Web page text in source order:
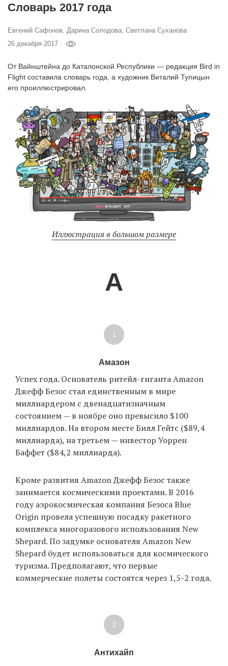
Словарь 2017 года
Евгений Сафонов, Дарина Солодова, Светлана Суханова
26 декабря 2017
От Вайнштейна до Каталонской Республики — редакция Bird in
Flight составила словарь года, а художник Виталий Тупицын
его проиллюстрировал.
Иллюстрация в большом размере
А
1
Амазон
Успех года. Основатель ритейл-гиганта Amazon
Джефф Безос стал единственным в мире
миллиардером с двенадцатизначным
состоянием — в ноябре оно превысило $100
миллиардов. На втором месте Билл Гейтс ($89,4
миллиарда), на третьем — инвестор Уоррен
Баффет ($84,2 миллиарда).
Кроме развития Amazon Джефф Безос также
занимается космическими проектами. В 2016
году аэрокосмическая компания Безоса Blue
Origin провела успешную посадку ракетного
комплекса многоразового использования New
Shepard. По задумке основателя Amazon New
Shepard будет использоваться для космического
туризма. Предполагают, что первые
коммерческие полеты состоятся через 1,5-2 года.
2
Антихайп